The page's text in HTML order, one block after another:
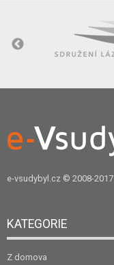
e-vsudybyl.cz © 2008-2017
KATEGORIE
Z domova